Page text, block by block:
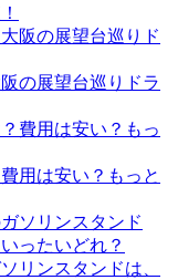
の展望台巡りドラ
用は安い？もっと
リンスタンドは、